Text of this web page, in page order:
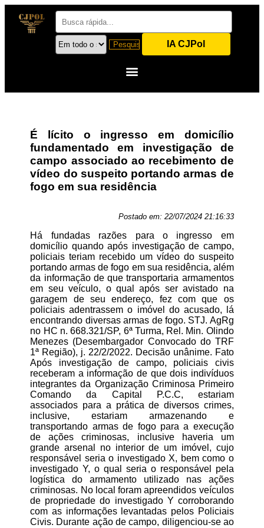
IA CJPol
É lícito o ingresso em domicílio
fundamentado em investigação de
campo associado ao recebimento de
vídeo do suspeito portando armas de
fogo em sua residência
Postado em: 22/07/2024 21:16:33
Há fundadas razões para o ingresso em
domicílio quando após investigação de campo,
policiais teriam recebido um vídeo do suspeito
portando armas de fogo em sua residência, além
da informação de que transportaria armamentos
em seu veículo, o qual após ser avistado na
garagem de seu endereço, fez com que os
policiais adentrassem o imóvel do acusado, lá
encontrando diversas armas de fogo. STJ. AgRg
no HC n. 668.321/SP, 6ª Turma, Rel. Min. Olindo
Menezes (Desembargador Convocado do TRF
1ª Região), j. 22/2/2022. Decisão unânime. Fato
Após investigação de campo, policiais civis
receberam a informação de que dois indivíduos
integrantes da Organização Criminosa Primeiro
Comando da Capital P.C.C, estariam
associados para a prática de diversos crimes,
inclusive, estariam armazenando e
transportando armas de fogo para a execução
de ações criminosas, inclusive haveria um
grande arsenal no interior de um imóvel, cujo
responsável seria o investigado X, bem como o
investigado Y, o qual seria o responsável pela
logística do armamento utilizado nas ações
criminosas. No local foram apreendidos veículos
de propriedade do investigado Y corroborando
com as informações levantadas pelos Policiais
Civis. Durante ação de campo, diligenciou-se ao